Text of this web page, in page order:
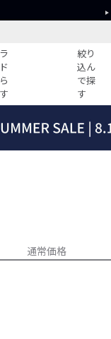
絞り
込ん
で探
す
記事
事ランキング
通常価格